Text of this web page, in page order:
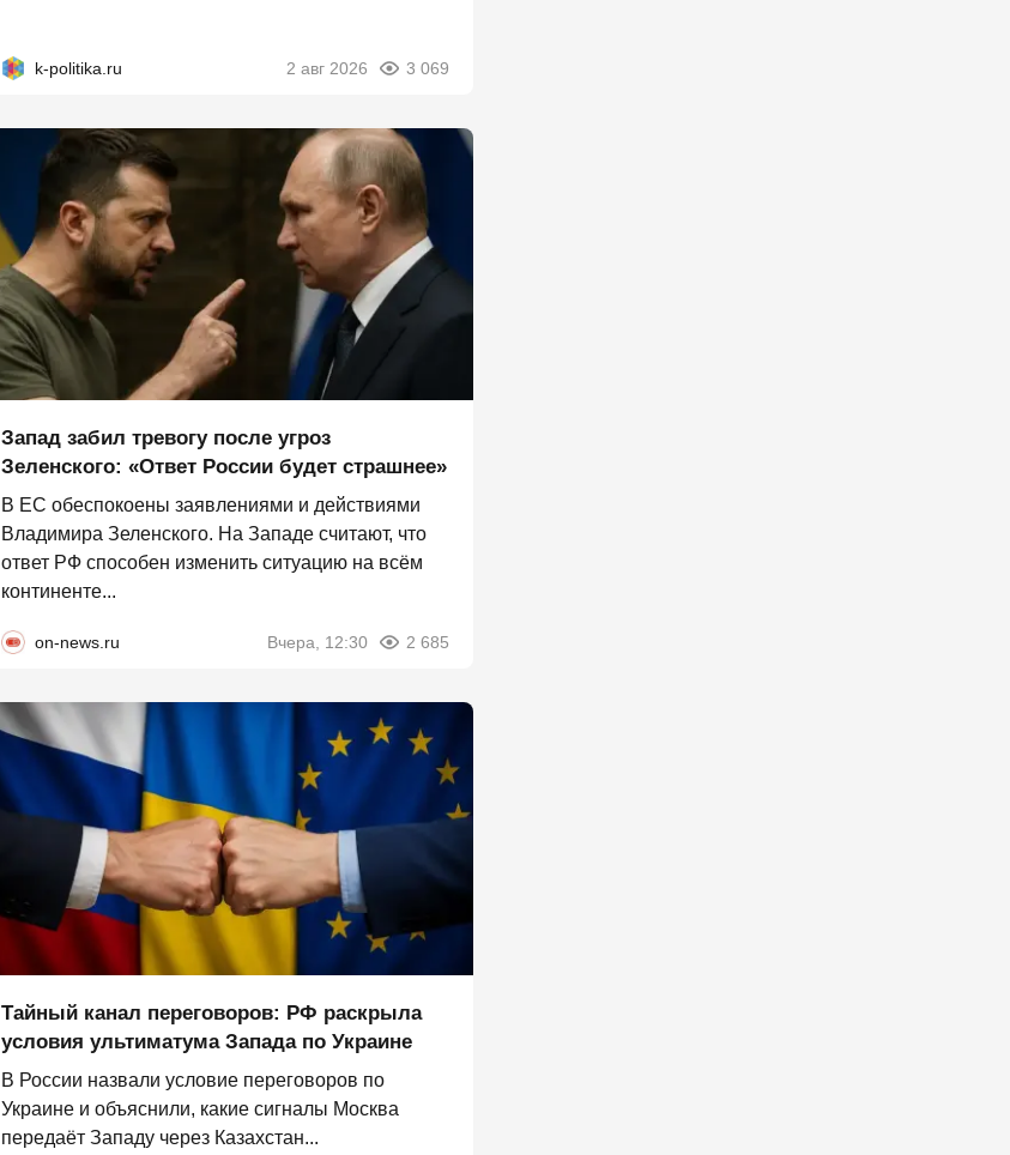
k-politika.ru 2 авг 2026 3 069
Запад забил тревогу после угроз
Зеленского: «Ответ России будет страшнее»
В ЕС обеспокоены заявлениями и действиями
Владимира Зеленского. На Западе считают, что
ответ РФ способен изменить ситуацию на всём
континенте...
on-news.ru Вчера, 12:30 2 685
Тайный канал переговоров: РФ раскрыла
условия ультиматума Запада по Украине
В России назвали условие переговоров по
Украине и объяснили, какие сигналы Москва
передаёт Западу через Казахстан...